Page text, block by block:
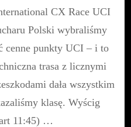
Race
UCI
w
Wilnie
CX Race UCI
Polski wybraliśmy
cenne punkty UCI – i to
trasa z licznymi
dała wszystkim
klasę. Wyścig
11:45) …